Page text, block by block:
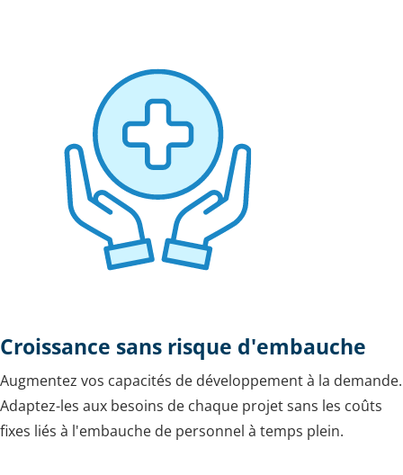
Croissance sans risque d'embauche
Augmentez vos capacités de développement à la demande.
Adaptez-les aux besoins de chaque projet sans les coûts
fixes liés à l'embauche de personnel à temps plein.